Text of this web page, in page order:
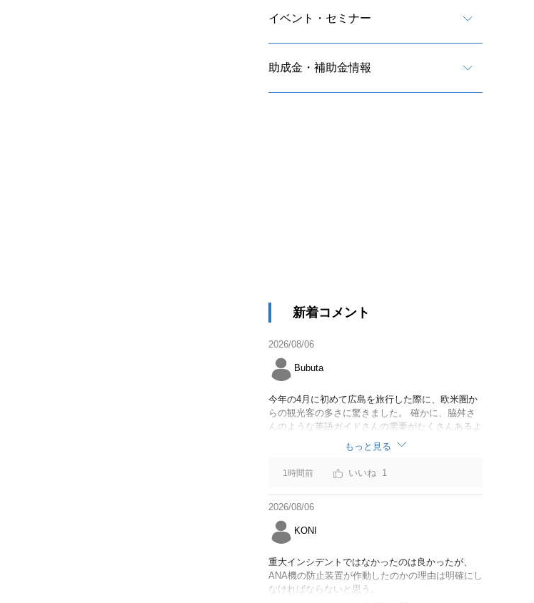
イベント・セミナー
助成金・補助金情報
新着コメント
2026/08/06
Bubuta
今年の4月に初めて広島を旅行した際に、欧米圏か
らの観光客の多さに驚きました。 確かに、脇舛さ
んのような英語ガイドさんの需要がたくさんあるよ
もっと見る
1時間前 1
2026/08/06
KONI
重大インシデントではなかったのは良かったが、
ANA機の防止装置が作動したのかの理由は明確にし
なければならないと思う。